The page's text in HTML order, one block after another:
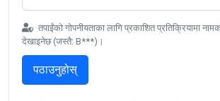
तपाईंको गोपनीयताका लागि प्रकाशित प्रतिक्रियामा
देखाइनेछ (जस्तै: B***)।
पठाउनुहोस्